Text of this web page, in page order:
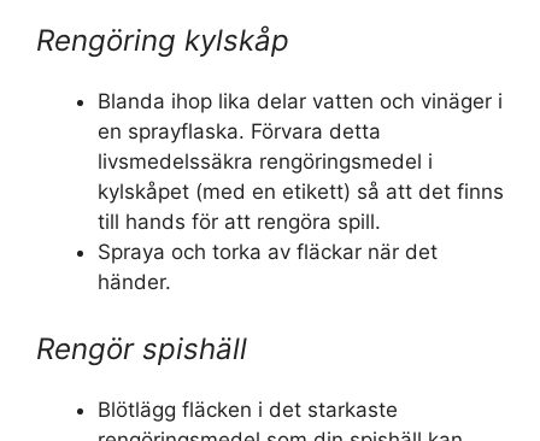
Rengöring kylskåp
Blanda ihop lika delar vatten och vinäger i
en sprayflaska. Förvara detta
livsmedelssäkra rengöringsmedel i
kylskåpet (med en etikett) så att det finns
till hands för att rengöra spill.
Spraya och torka av fläckar när det
händer.
Rengör spishäll
Blötlägg fläcken i det starkaste